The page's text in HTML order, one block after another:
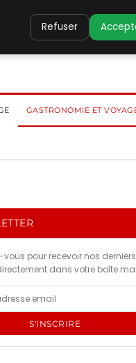
GASTRONOMIE ET
vous pour recevoir nos derniers
dans votre boîte
S'INSCRIRE
Refuser